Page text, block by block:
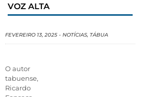
VOZ ALTA
FEVEREIRO 13, 2025 - NOTÍCIAS, TÁBUA
O autor
tabuense,
Ricardo